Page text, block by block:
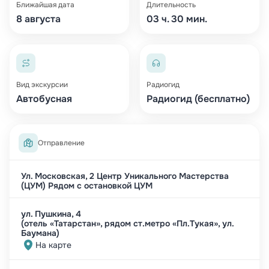
• Прогулка по Старо-Татарской слободе
Вы побываете в одном из самых аутентичных
атмосферу старой татарской Казани:
деревянные дома, мечети, узкие улочки,
купеческое наследие. Здесь вы узнаете больше
о жизни, быте и культуре казанских татар.
монастыря
Матери. Вы узнаете о значении этого
монастыря для истории православия и Казани.
тишина этого места оставляют сильное
впечатление.
Ближайшая дата
8 августа
Длительность
03 ч. 30 мин.
Вид экскурсии
Автобусная
Радиогид
Радиогид (бесплатно)
Отправление
Ул. Московская, 2 Центр Уникального Мастерства
(ЦУМ) Рядом с остановкой ЦУМ
ул. Пушкина, 4
(отель «Татарстан», рядом ст.метро «Пл.Тукая», ул.
Баумана)
На карте